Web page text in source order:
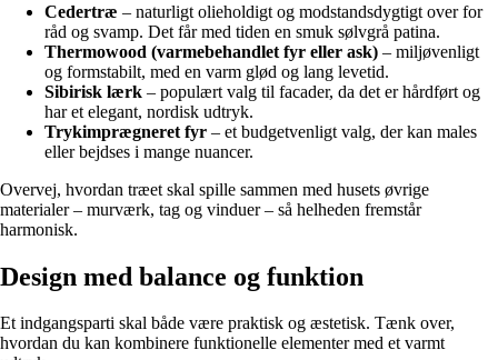
Cedertræ – naturligt olieholdigt og modstandsdygtigt over for
råd og svamp. Det får med tiden en smuk sølvgrå patina.
Thermowood (varmebehandlet fyr eller ask) – miljøvenligt
og formstabilt, med en varm glød og lang levetid.
Sibirisk lærk – populært valg til facader, da det er hårdført og
har et elegant, nordisk udtryk.
Trykimprægneret fyr – et budgetvenligt valg, der kan males
eller bejdses i mange nuancer.
Overvej, hvordan træet skal spille sammen med husets øvrige
materialer – murværk, tag og vinduer – så helheden fremstår
harmonisk.
Design med balance og funktion
Et indgangsparti skal både være praktisk og æstetisk. Tænk over,
hvordan du kan kombinere funktionelle elementer med et varmt